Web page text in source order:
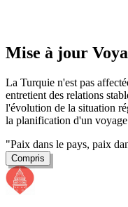
Mise à jour
La Turquie n'est pas
entretient des relations
l'évolution de la situation
la planification d'un
"Paix dans le pays, paix
Compris